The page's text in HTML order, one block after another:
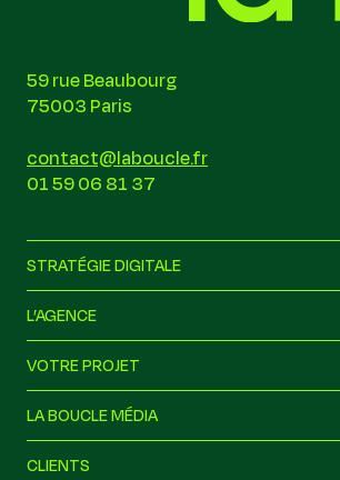
59 rue Beaubourg
75003 Paris
contact@laboucle.fr
01 59 06 81 37
STRATÉGIE DIGITALE
L’AGENCE
VOTRE PROJET
LA BOUCLE MÉDIA
CLIENTS